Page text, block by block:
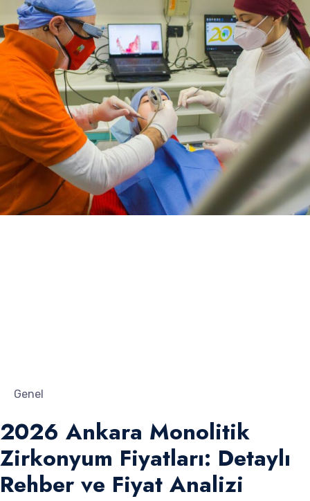
Genel
2026 Ankara Monolitik
Zirkonyum Fiyatları: Detaylı
Rehber ve Fiyat Analizi